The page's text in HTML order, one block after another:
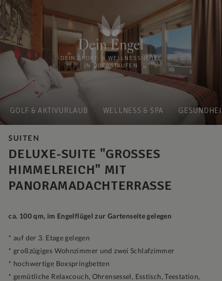
DEIN SPORT- & WELLNESSHOTEL
IN OBERSTAUFEN
GOLF & AKTIVURLAUB WELLNESS & SPA
SUITEN
DELUXE-SUITE "GROSSES H
IMMELREICH" MIT P
ANORAMADACHTERRASSE
ca. 100 qm, im Engelflügel zur Gartenseite gelegen
* auf der 3. Etage gelegen
* großzügiges Wohnzimmer und zwei Schlafzimmer
* hochwertige Boxspringbetten
* gemütliche Relaxcouch, Ohrensessel, Esstisch, Teestation,